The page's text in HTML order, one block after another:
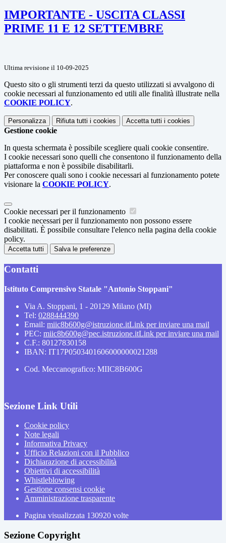
IMPORTANTE - USCITA CLASSI
PRIME 11 E 12 SETTEMBRE
Ultima revisione il 10-09-2025
Questo sito o gli strumenti terzi da questo utilizzati si avvalgono di
cookie necessari al funzionamento ed utili alle finalità illustrate nella
COOKIE POLICY.
Personalizza Rifiuta tutti i cookies Accetta tutti i cookies
Gestione cookie
In questa schermata è possibile scegliere quali cookie consentire.
I cookie necessari sono quelli che consentono il funzionamento della
piattaforma e non è possibile disabilitarli.
Per conoscere quali sono i cookie necessari al funzionamento potete
visionare la COOKIE POLICY.
Cookie necessari per il funzionamento
I cookie necessari per il funzionamento non possono essere
disabilitati. È possibile consultare l'elenco nella pagina della cookie
policy.
Accetta tutti Salva le preferenze
Contatti
Istituto Comprensivo Statale "Antonio Stoppani"
Via A. Stoppani, 1 - 20129 Milano (MI)
Tel: 0288444390
Email: miic8b600g@istruzione.itLink per inviare una mail
PEC: miic8b600g@pec.istruzione.itLink per inviare una mail
C.F.: 80127830158
IBAN: IT17P0503401606000000021288
Cod. Meccanografico: MIIC8B600G
Sezione Link Utili
Cookie policy
Note legali
Informativa Privacy
Ufficio Relazioni con il Pubblico
Dichiarazione di accessibilità
Obiettivi di accessibilità
Whistleblowing
Gestione consensi cookie
Amministrazione trasparente
Pagina visualizzata 130920 volte
Sezione Copyright